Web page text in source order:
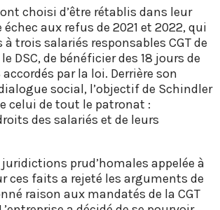
choisi d’être rétablis dans leur
aux refus de 2021 et 2022, qui
trois salariés responsables CGT de
DSC, de bénéficier des 18 jours de
accordés par la loi. Derrière son
social, l’objectif de Schindler
celui de tout le patronat :
des salariés et de leurs
juridictions prud’homales appelée à
ces faits a rejeté les arguments de
raison aux mandatés de la CGT